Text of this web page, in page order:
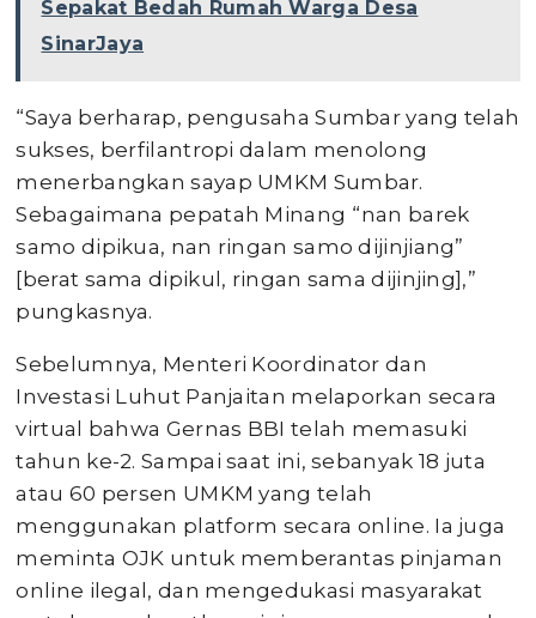
Sepakat Bedah Rumah Warga Desa
SinarJaya
“Saya berharap, pengusaha Sumbar yang telah
sukses, berfilantropi dalam menolong
menerbangkan sayap UMKM Sumbar.
Sebagaimana pepatah Minang “nan barek
samo dipikua, nan ringan samo dijinjiang”
[berat sama dipikul, ringan sama dijinjing],”
pungkasnya.
Sebelumnya, Menteri Koordinator dan
Investasi Luhut Panjaitan melaporkan secara
virtual bahwa Gernas BBI telah memasuki
tahun ke-2. Sampai saat ini, sebanyak 18 juta
atau 60 persen UMKM yang telah
menggunakan platform secara online. Ia juga
meminta OJK untuk memberantas pinjaman
online ilegal, dan mengedukasi masyarakat